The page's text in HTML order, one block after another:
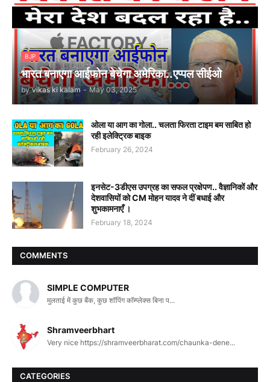
BJP
भारत बनाएगा आईफोन बेचेगा अमेरिका..एप्पल सीईओ
by vikas ki kalam - May 03, 2025
ओला या आग का गोला.. चलता फिरता टाइम बम साबित हो
रही इलेक्ट्रिक बाइक
February 26, 2024
इनसेट-3डीएस उपग्रह का सफल प्रक्षेपण.. वैज्ञानिकों और
देशवासियों को CM मोहन यादव ने दीं बधाई और
शुभकामनाएँ ।
February 18, 2024
COMMENTS
SIMPLE COMPUTER
मुलताई में कुछ बैंक, कुछ शॉपिंग कॉम्प्लेक्स बिना प...
Shramveerbhart
Very nice https://shramveerbharat.com/chaunka-dene...
CATEGORIES